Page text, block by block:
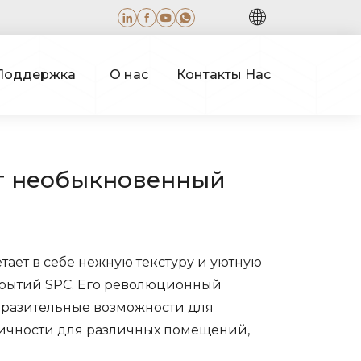
О нас Контакты Нас
необыкновенный
в себе нежную текстуру и уютную
SPC. Его революционный
возможности для
для различных помещений,